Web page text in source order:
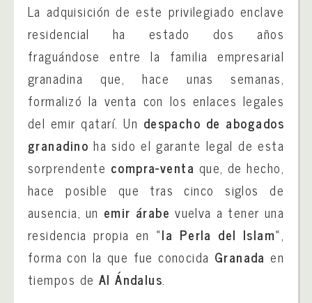
La adquisición de este privilegiado enclave
residencial ha estado dos años
fraguándose entre la familia empresarial
granadina que, hace unas semanas,
formalizó la venta con los enlaces legales
del emir qatarí. Un despacho de abogados
granadino ha sido el garante legal de esta
sorprendente compra-venta que, de hecho,
hace posible que tras cinco siglos de
ausencia, un emir árabe vuelva a tener una
residencia propia en «la Perla del Islam«,
forma con la que fue conocida Granadaen
tiempos de Al Ándalus.